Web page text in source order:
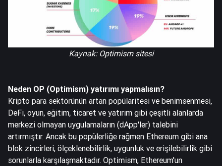
Kaynak: Optimism sitesi
Neden OP (Optimism) yatırımı yapmalısın?
Kripto para sektörünün artan popülaritesi ve benimsenmesi,
DeFi, oyun, eğitim, ticaret ve yatırım gibi çeşitli alanlarda
merkezi olmayan uygulamaların (dApp'ler) talebini
artırmıştır. Ancak bu popülerliğe rağmen Ethereum gibi ana
blok zincirleri, ölçeklenebilirlik, uygunluk ve erişilebilirlik gibi
sorunlarla karşılaşmaktadır. Optimism, Ethereum'un